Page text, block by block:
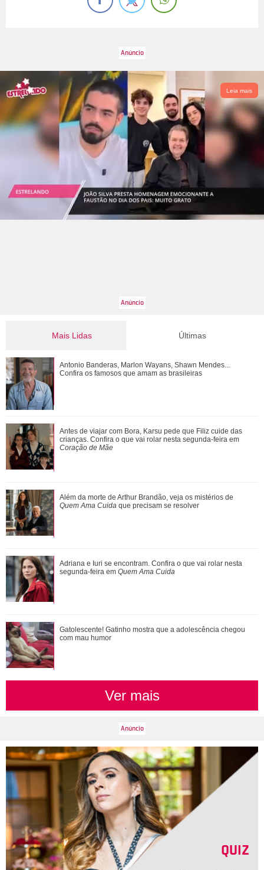
Leia mais
Mais Lidas
Entre polêmicas e atuações, confira um ano a ano de Fábio
Assunção
Em leilão beneficente, Neymar Jr. usa relógio de dois
milhões de reais inspirado no filme ...
Tia Milena afirma que amizade com Ana Paula Renault
chegou ao fim: Não foi uma decisão que ...
Ariana Grande faz desabafo em show sobre decisão de
pausar a carreira: Não foi uma reação...
De Wicked a Petal... Entenda a polêmica que motivou pausa
na carreira de Ariana Grande
Últimas
Antonio Banderas, Marlon Wayans, Shawn Mendes...
Confira os famosos que amam as brasileiras
Antes de viajar com Bora, Karsu pede que Filiz cuide das
crianças. Confira o que vai rolar nesta segunda-feira em
Coração de Mãe
Além da morte de Arthur Brandão, veja os mistérios de
Quem Ama Cuida que precisam se resolver
Adriana e Iuri se encontram. Confira o que vai rolar nesta
segunda-feira em Quem Ama Cuida
Gatolescente! Gatinho mostra que a adolescência chegou
com mau humor
Ver mais
QUIZ